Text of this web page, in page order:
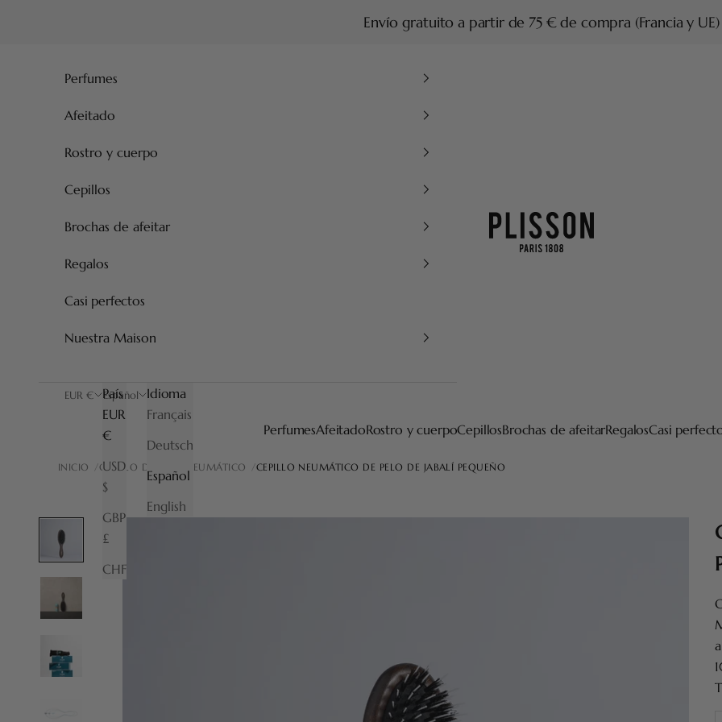
Envío gratuito a partir de 75 € de compra (Francia y UE)
Plisson 1808
PerfumesAfeitadoRostro y cuerpoCepillosBrochas de afeitarRegalosCasi
Perfumes
Afeitado
Rostro y cuerpo
Cepillos
Brochas de afeitar
Regalos
Casi perfectos
Nuestra Maison
EUR €
País
EUR
€
USD
$
GBP
£
CHF
Español
Idioma
Français
Deutsch
Español
English
INICIO CEPILLO DE PELO NEUMÁTICO CEPILLO NEUMÁTICO DE PELO DE JABALÍ PEQUEÑO